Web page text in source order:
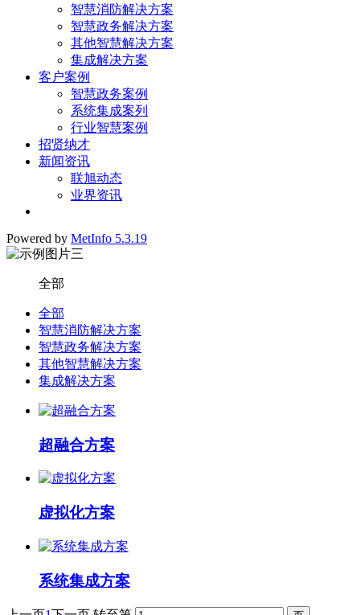
智慧消防解决方案
智慧政务解决方案
其他智慧解决方案
集成解决方案
客户案例
智慧政务案例
系统集成案列
行业智慧案例
招贤纳才
新闻资讯
联旭动态
业界资讯
Powered by MetInfo 5.3.19
全部
全部
智慧消防解决方案
智慧政务解决方案
其他智慧解决方案
集成解决方案
超融合方案
虚拟化方案
系统集成方案